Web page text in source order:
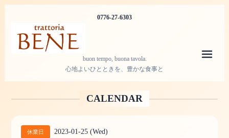
0776-27-6303
buon tempo, buona tavola.
心地よいひとときを、豊かな食事と
CALENDAR
休業日 2023-01-25 (Wed)